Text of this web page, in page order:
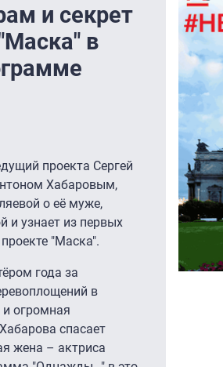
и секрет
в
проекта Сергей
Хабаровым,
о её муже,
и узнает из первых
"Маска".
года за
в
огромная
спасает
жена – актриса